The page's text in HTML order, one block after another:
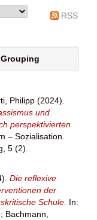
RSS
Philipp (2024).
und
perspektivierten
– Sozialisation.
5 (2).
Die reflexive
der
Schule. In:
; Bachmann,